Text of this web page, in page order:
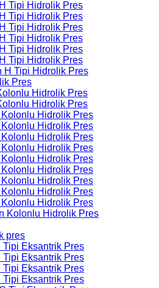
Tipi Hidrolik Pres
Tipi Hidrolik Pres
Tipi Hidrolik Pres
Tipi Hidrolik Pres
Tipi Hidrolik Pres
Tipi Hidrolik Pres
H Tipi Hidrolik Pres
Pres
Hidrolik Pres
Hidrolik Pres
Kolonlu Hidrolik Pres
Kolonlu Hidrolik Pres
Kolonlu Hidrolik Pres
Kolonlu Hidrolik Pres
Kolonlu Hidrolik Pres
Kolonlu Hidrolik Pres
Kolonlu Hidrolik Pres
Kolonlu Hidrolik Pres
Kolonlu Hidrolik Pres
Kolonlu Hidrolik Pres
pres
Tipi Eksantrik Pres
Tipi Eksantrik Pres
Tipi Eksantrik Pres
Tipi Eksantrik Pres